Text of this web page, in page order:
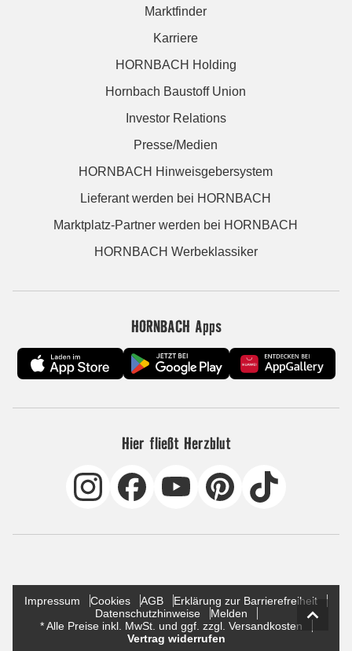
Marktfinder
Karriere
HORNBACH Holding
Hornbach Baustoff Union
Investor Relations
Presse/Medien
HORNBACH Hinweisgebersystem
Lieferant werden bei HORNBACH
Marktplatz-Partner werden bei HORNBACH
HORNBACH Werbeklassiker
HORNBACH Apps
Hier fließt Herzblut
Impressum Cookies AGB
Erklärung zur Barrierefreiheit
Datenschutzhinweise
Melden
* Alle Preise inkl. MwSt. und ggf. zzgl. Versandkosten
Vertrag widerrufen